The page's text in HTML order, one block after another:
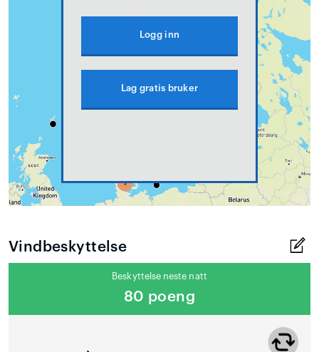
Logg inn
Lag gratis bruker
Vindbeskyttelse
Beskyttelse neste natt
80 poeng